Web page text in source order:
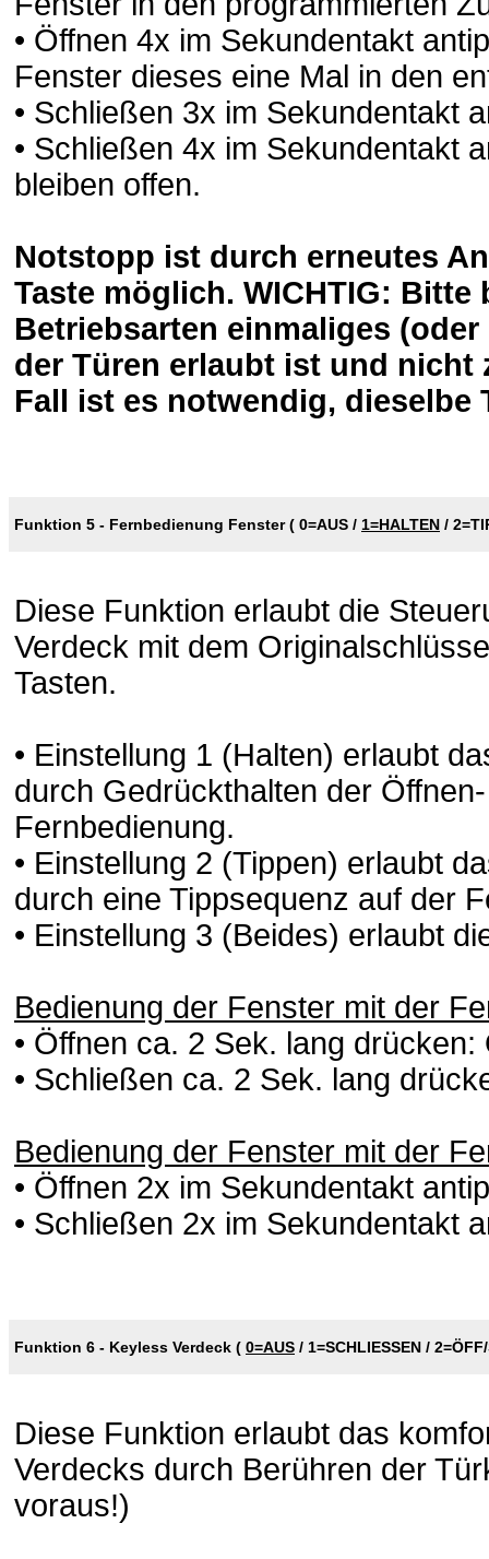
• Öffnen 4x im Sekundentakt
Fenster dieses eine Mal in den
• Schließen 3x im Sekundentakt
• Schließen 4x im Sekundentakt
bleiben offen.
Notstopp ist durch erneutes
Taste möglich. WICHTIG:
Betriebsarten einmaliges
der Türen erlaubt ist und
Fall ist es notwendig, dieselbe
Funktion 5 - Fernbedienung Fenster ( 0=AUS / 1=HALTEN /
Diese Funktion erlaubt die
Verdeck mit dem
Tasten.
• Einstellung 1 (Halten) erlaubt
durch Gedrückthalten der
Fernbedienung.
• Einstellung 2 (Tippen) erlaubt
durch eine Tippsequenz auf der
• Einstellung 3 (Beides) erlaubt
Bedienung der Fenster mit der
• Öffnen ca. 2 Sek. lang
• Schließen ca. 2 Sek. lang
Bedienung der Fenster mit der
• Öffnen 2x im Sekundentakt
• Schließen 2x im Sekundentakt
Funktion 6 - Keyless Verdeck ( 0=AUS / 1=SCHLIESSEN /
Diese Funktion erlaubt das
Verdecks durch Berühren der
voraus!)